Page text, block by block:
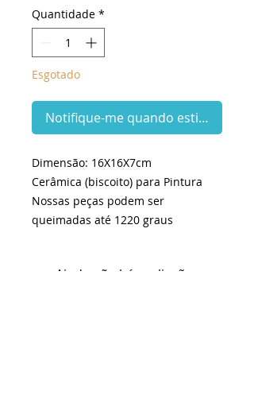
Quantidade *
Esgotado
Notifique-me quando estiver
Dimensão: 16X16X7cm
Cerâmica (biscoito) para Pintura
Nossas peças podem ser
queimadas até 1220 graus
Ainda não há avaliações